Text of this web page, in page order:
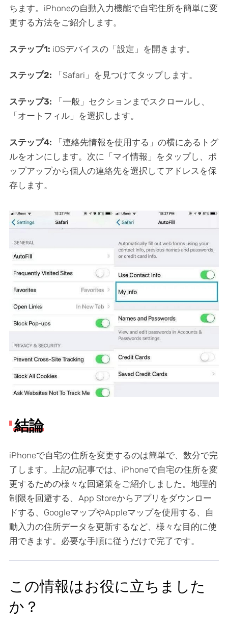
ちます。iPhoneの自動入力機能で自宅住所を簡単に変
更する方法をご紹介します。
ステップ1: iOSデバイスの「設定」を開きます。
ステップ2: 「Safari」を見つけてタップします。
ステップ3:
「一般」セクションまでスクロールし、
「オートフィル」を選択します。
ステップ4:
「連絡先情報を使用する」の横にあるトグ
ルをオンにします。次に「マイ情報」をタップし、ポ
ップアップから個人の連絡先を選択してアドレスを保
存します。
結論
iPhoneで自宅の住所を変更するのは簡単で、数分で完
了します。上記の記事では、iPhoneで自宅の住所を変
更するための様々な回避策をご紹介しました。地理的
制限を回避する、App Storeからアプリをダウンロー
ドする、GoogleマップやAppleマップを使用する、自
動入力の住所データを更新するなど、様々な目的に使
用できます。必要な手順に従うだけで完了です。
この情報はお役に立ちました
か？